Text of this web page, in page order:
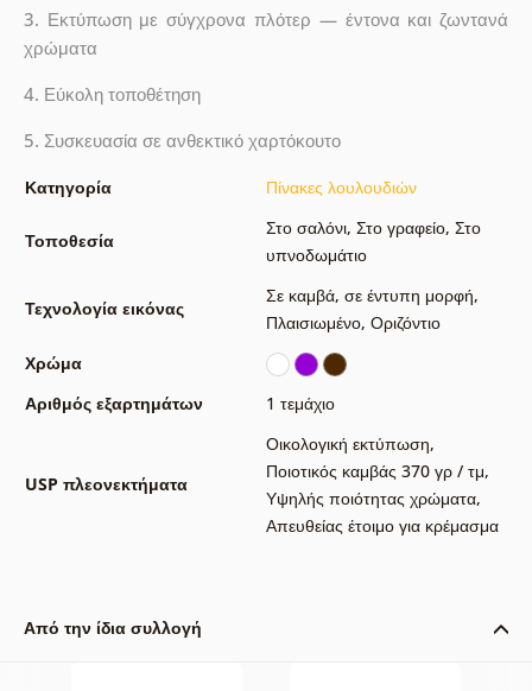
3. Εκτύπωση με σύγχρονα πλότερ — έντονα και ζωντανά
χρώματα
4. Εύκολη τοποθέτηση
5. Συσκευασία σε ανθεκτικό χαρτόκουτο
Κατηγορία Πίνακες λουλουδιών
Τοποθεσία
Στο σαλόνι, Στο γραφείο, Στο
υπνοδωμάτιο
Τεχνολογία εικόνας
Σε καμβά, σε έντυπη μορφή,
Πλαισιωμένο, Οριζόντιο
Χρώμα
Αριθμός εξαρτημάτων
1 τεμάχιο
USP πλεονεκτήματα
Οικολογική εκτύπωση,
Ποιοτικός καμβάς 370 γρ / τμ,
Υψηλής ποιότητας χρώματα,
Απευθείας έτοιμο για κρέμασμα
Από την ίδια συλλογή